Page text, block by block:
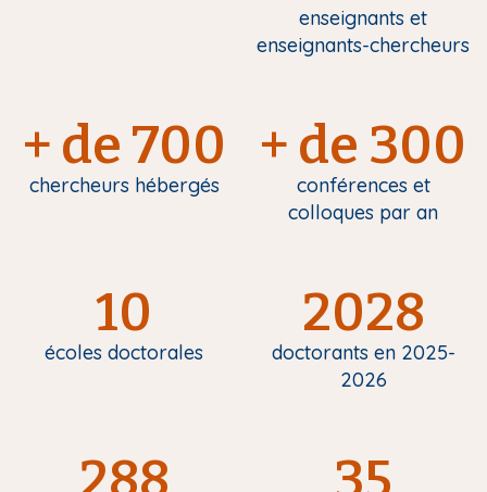
enseignants et
enseignants-chercheurs
+ de 700
chercheurs hébergés
+ de 300
conférences et
colloques par an
10
écoles doctorales
2028
doctorants en 2025-
2026